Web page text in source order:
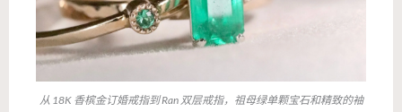
从 18K 香槟金订婚戒指到 Ran 双层戒指，祖母绿单颗宝石和精致的袖